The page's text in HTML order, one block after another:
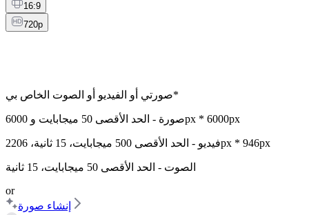
16:9
720p
صورتي أو الفيديو أو الصوت الخاص بي*
صورة - الحد الأقصى 50 ميجابايت و 6000px * 6000px
فيديو - الحد الأقصى 500 ميجابايت ، 15 ثانية ، 2206px * 946px
الصوت - الحد الأقصى 50 ميجابايت ، 15 ثانية
or
إنشاء صورة